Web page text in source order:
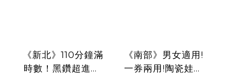
​​ ​《新北》110分鐘滿
時數！黑鑽超進化
《南部》男女適用!
一券兩用!陶瓷娃娃